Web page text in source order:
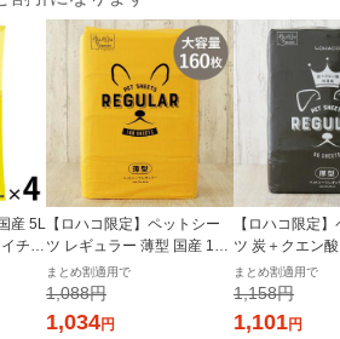
産 5L
チオ
【ロハコ限定】ペットシー
ツ レギュラー 薄型 国産 160
枚 1袋 ペットシート オリジ
ナル
まとめ割適用で
1,088円
1,034円
【ロハコ限定
ツ 炭＋クエン
厚型 プレミアム
袋 ペットシート
まとめ割適用で
1,158円
1,101円